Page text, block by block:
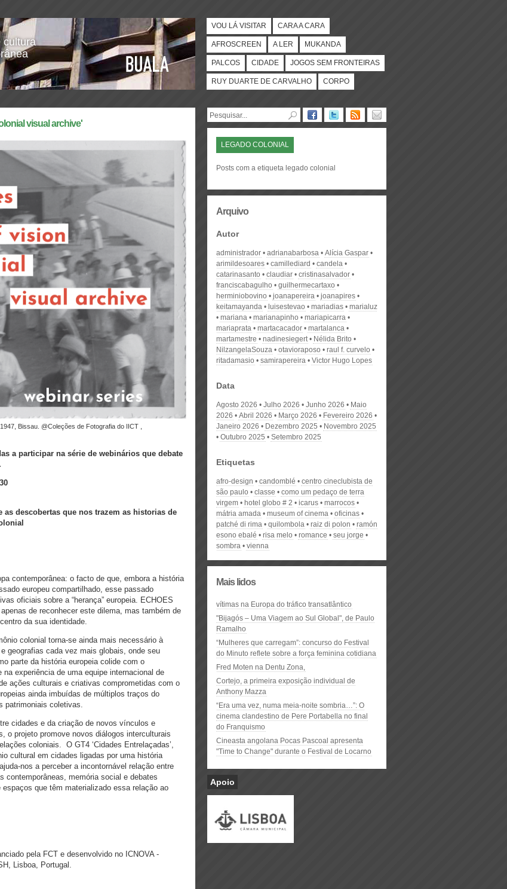
cultura
VOU LÁ VISITAR CARA A CARA
AFROSCREEN A LER MUKANDA
PALCOS CIDADE JOGOS SEM FRONTEIRAS
RUY DUARTE DE CARVALHO CORPO
visual archive'
a participar na série de webinários que debate
as descobertas que nos trazem as historias de
contemporânea: o facto de que, embora a história
europeu compartilhado, esse passado
oficiais sobre a “herança” europeia. ECHOES
de reconhecer este dilema, mas também de
da sua identidade.
colonial torna-se ainda mais necessário à
geografias cada vez mais globais, onde seu
parte da história europeia colide com o
experiência de uma equipe internacional de
ações culturais e criativas comprometidas com o
ainda imbuídas de múltiplos traços do
patrimoniais coletivas.
cidades e da criação de novos vínculos e
o projeto promove novos diálogos interculturais
coloniais. O GT4 ‘Cidades Entrelaçadas’,
cultural em cidades ligadas por uma história
nos a perceber a incontornável relação entre
contemporâneas, memória social e debates
que têm materializado essa relação ao
pela FCT e desenvolvido no ICNOVA -
Lisboa, Portugal.
LEGADO COLONIAL
Posts com a etiqueta legado colonial
Arquivo
Autor
administrador adrianabarbosa
Alícia Gaspar
arimildesoares
camillediard
candela
catarinasanto
claudiar
cristinasalvador
franciscabagulho
guilhermecartaxo
herminiobovino
joanapereira
joanapires
keitamayanda
luisestevao mariadias
marialuz
mariana
marianapinho
mariapicarra
mariaprata
martacacador
martalanca
martamestre
nadinesiegert
Nélida Brito
NilzangelaSouza
otavioraposo
raul f. curvelo
ritadamasio
samirapereira Victor Hugo Lopes
Data
Agosto 2026 Julho 2026 Junho 2026
Maio
2026
Abril 2026 Março 2026
Fevereiro 2026
Janeiro 2026
Dezembro 2025
Novembro 2025
Outubro 2025
Setembro 2025
Etiquetas
afro-design candomblé
centro cineclubista de
são paulo
classe
como um pedaço de terra
virgem
hotel globo # 2 icarus
marrocos
mátria amada
museum of cinema
oficinas
patché di rima
quilombola raiz di polon
ramón
esono ebalé
risa melo romance
seu jorge
sombra
vienna
Mais lidos
vítimas na Europa do tráfico transatlântico
"Bijagós – Uma Viagem ao Sul Global", de Paulo
Ramalho
“Mulheres que carregam”: concurso do Festival
do Minuto reflete sobre a força feminina cotidiana
Fred Moten na Dentu Zona,
Cortejo, a primeira exposição individual de
Anthony Mazza
“Era uma vez, numa meia-noite sombria…”: O
cinema clandestino de Pere Portabella no final
do Franquismo
Cineasta angolana Pocas Pascoal apresenta
"Time to Change" durante o Festival de Locarno
Apoio